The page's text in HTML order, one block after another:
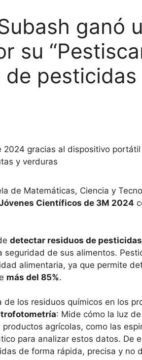
ganó
su
pesticidas
2024 gracias al dispositivo
y verduras
de Matemáticas, Ciencia y
Científicos de 3M 2024
detectar residuos de
de sus alimentos.
alimentaria, ya que permite
más del 85%.
los residuos químicos en los
: Mide cómo la luz
agrícolas, como las
para analizar estos datos. De
de forma rápida, precisa y no